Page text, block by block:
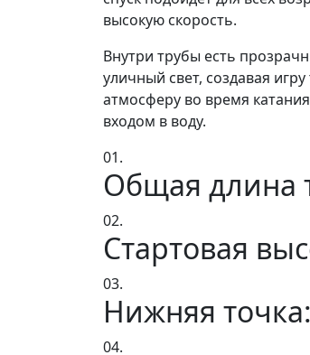
высокую скорость.
Внутри трубы есть
уличный свет, создавая
атмосферу во время
входом в воду.
01.
Общая длина
02.
Стартовая
03.
Нижняя
04.